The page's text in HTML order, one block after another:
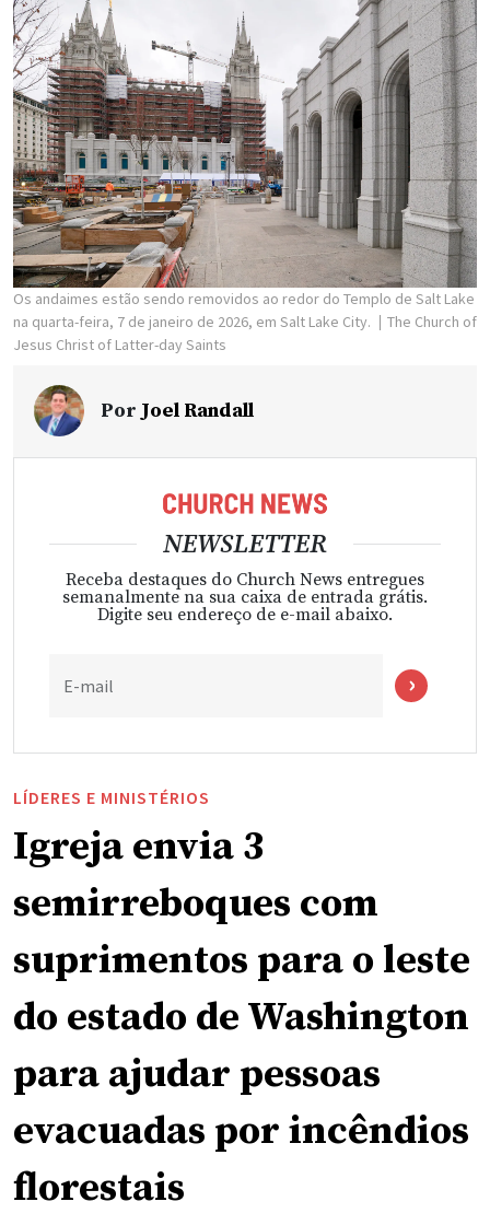
Os andaimes estão sendo removidos ao redor do Templo de Salt Lake
na quarta-feira, 7 de janeiro de 2026, em Salt Lake City.
The Church of
Jesus Christ of Latter-day Saints
Por Joel Randall
NEWSLETTER
Receba destaques do Church News entregues
semanalmente na sua caixa de entrada grátis.
Digite seu endereço de e-mail abaixo.
E-mail
LÍDERES E MINISTÉRIOS
Igreja envia 3
semirreboques com
suprimentos para o leste
do estado de Washington
para ajudar pessoas
evacuadas por incêndios
florestais